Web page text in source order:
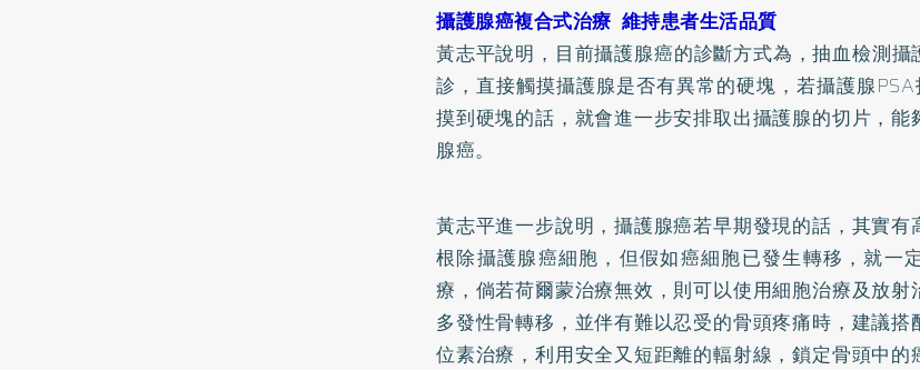
攝護腺癌複合式治療 維持患者生活品質
黃志平說明，目前攝護腺癌的診斷方式為，抽血檢測
診，直接觸摸攝護腺是否有異常的硬塊，若攝護腺
摸到硬塊的話，就會進一步安排取出攝護腺的切片，
腺癌。
黃志平進一步說明，攝護腺癌若早期發現的話，其實有
根除攝護腺癌細胞，但假如癌細胞已發生轉移，就一
療，倘若荷爾蒙治療無效，則可以使用細胞治療及放射
多發性骨轉移，並伴有難以忍受的骨頭疼痛時，建議
位素治療，利用安全又短距離的輻射線，鎖定骨頭中的